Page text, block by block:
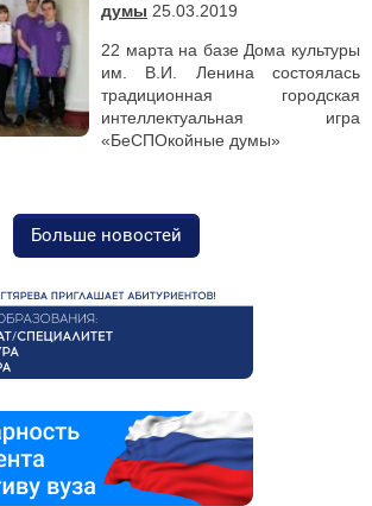
думы 25.03.2019
22 марта на базе Дома культуры
им. В.И. Ленина состоялась
традиционная городская
интеллектуальная игра
«БеСПОкойные думы»
Больше новостей